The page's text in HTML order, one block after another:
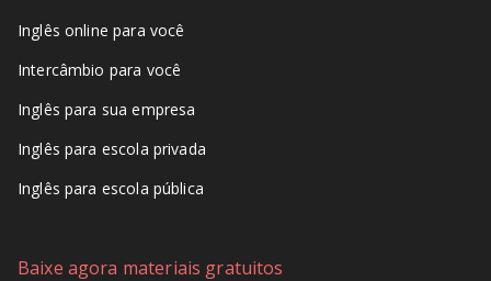
Inglês online para você
Intercâmbio para você
Inglês para sua empresa
Inglês para escola privada
Inglês para escola pública
Baixe agora materiais gratuitos